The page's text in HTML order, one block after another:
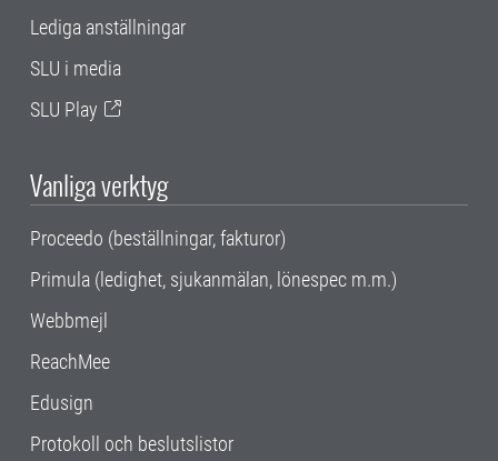
Lediga anställningar
SLU i media
SLU Play
Vanliga verktyg
Proceedo (beställningar, fakturor)
Primula (ledighet, sjukanmälan, lönespec m.m.)
Webbmejl
ReachMee
Edusign
Protokoll och beslutslistor